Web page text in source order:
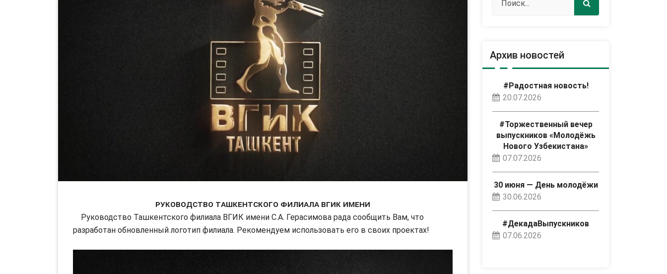
Руководство Ташкентского филиала ВГИК имени
Руководство Ташкентского филиала ВГИК имени С.А. Герасимова рада сообщить Вам, что
разработан обновленный логотип филиала. Рекомендуем использовать его в своих проектах!
Архив новостей
#Радостная новость!
20.07.2026
#Торжественный вечер
выпускников «Молодёжь
Нового Узбекистана»
07.07.2026
30 июня — День молодёжи
30.06.2026
#ДекадаВыпускников
07.06.2026